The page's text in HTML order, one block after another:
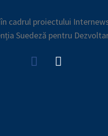
cadrul proiectului
Suedeză pentru